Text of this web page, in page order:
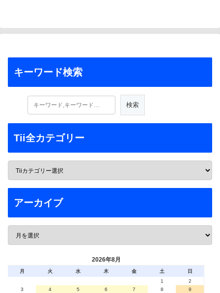
キーワード検索
Tii全カテゴリー
アーカイブ
2026年8月
月 火 水 木 金 土
日
1
2
3
4 5 6 7 8
9